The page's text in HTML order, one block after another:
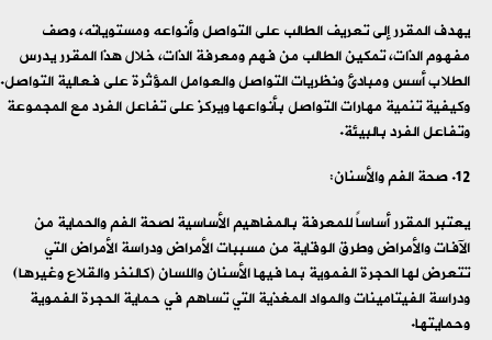
يهدف المقرر إلى تعريف الطالب على التواصل وأنواعه ومستوياته، وصف
مفهوم الذات، تمكين الطالب من فهم ومعرفة الذات، خلال هذا المقرر يدرس
الطلاب أسس ومبادئ ونظريات التواصل والعوامل المؤثرة على فعالية التواصل.
وكيفية تنمية مهارات التواصل بأنواعها ويركز على تفاعل الفرد مع المجموعة
وتفاعل الفرد بالبيئة.
صحة الفم والأسنان:
يعتبر المقرر أساساً للمعرفة بالمفاهيم الأساسية لصحة الفم والحماية من
الآفات والأمراض وطرق الوقاية من مسببات الأمراض ودراسة الأمراض التي
تتعرض لها الحجرة الفموية بما فيها الأسنان واللسان (كالنخر والقلاع وغيرها)
ودراسة الفيتامينات والمواد المغذية التي تساهم في حماية الحجرة الفموية
وحمايتها.